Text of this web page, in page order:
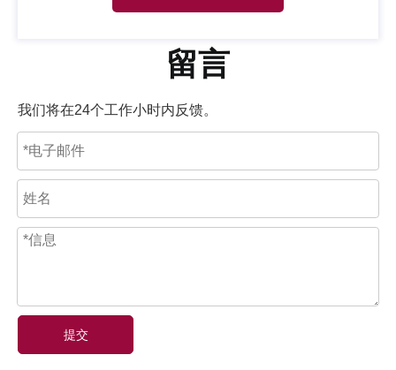
留言
我们将在24个工作小时内反馈。
提交